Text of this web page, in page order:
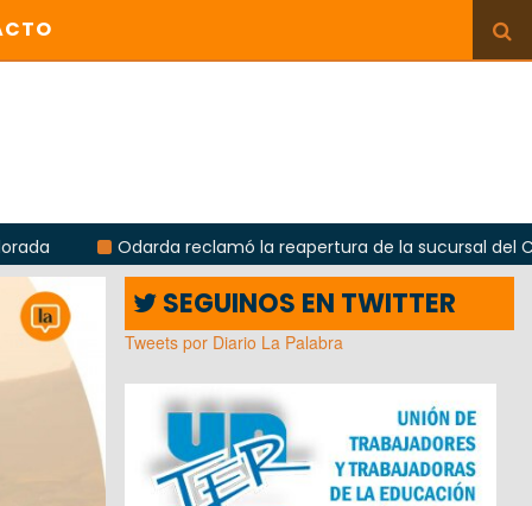
Odarda reclamó la reapertura de la sucursal del Correo
SEGUINOS EN TWITTER
Tweets por Diario La Palabra